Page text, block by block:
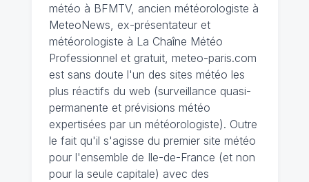
météo à BFMTV, ancien météorologiste à
MeteoNews, ex-présentateur et
météorologiste à La Chaîne Météo
Professionnel et gratuit, meteo-paris.com
est sans doute l'un des sites météo les
plus réactifs du web (surveillance quasi-
permanente et prévisions météo
expertisées par un météorologiste). Outre
le fait qu'il s'agisse du premier site météo
pour l'ensemble de Ile-de-France (et non
pour la seule capitale) avec des